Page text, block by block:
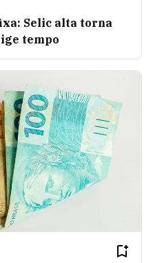
Selic alta torna
tempo